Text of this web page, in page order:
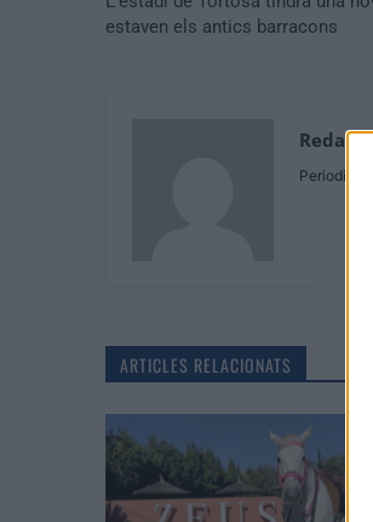
estaven els antics barracons
Periodistes
ARTICLES RELACIONATS